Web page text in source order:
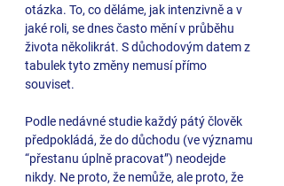
otázka. To, co děláme, jak intenzivně a v
jaké roli, se dnes často mění v průběhu
života několikrát. S důchodovým datem z
tabulek tyto změny nemusí přímo
souviset.
Podle nedávné studie každý pátý člověk
předpokládá, že do důchodu (ve významu
“přestanu úplně pracovat”) neodejde
nikdy. Ne proto, že nemůže, ale proto, že